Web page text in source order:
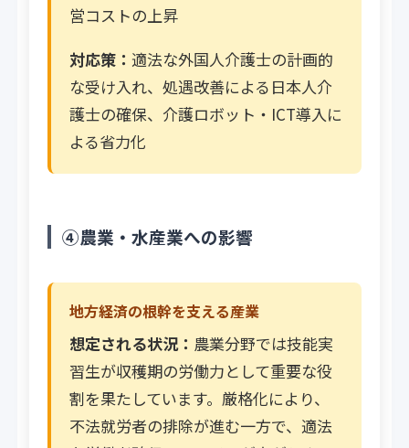
営コストの上昇
対応策： 適法な外国人介護士の計画的
な受け入れ、処遇改善による日本人介
護士の確保、介護ロボット・ICT導入に
よる省力化
④農業・水産業への影響
地方経済の根幹を支える産業
想定される状況： 農業分野では技能実
習生が収穫期の労働力として重要な役
割を果たしています。厳格化により、
不法就労者の排除が進む一方で、適法